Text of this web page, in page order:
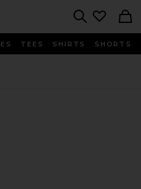
TEES SHIRTS SHORTS
GEL-1130